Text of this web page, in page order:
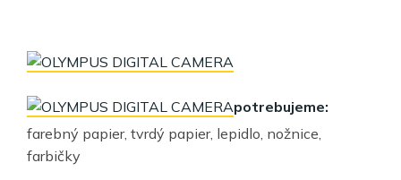
potrebujeme:
farebný papier, tvrdý papier, lepidlo, nožnice,
farbičky